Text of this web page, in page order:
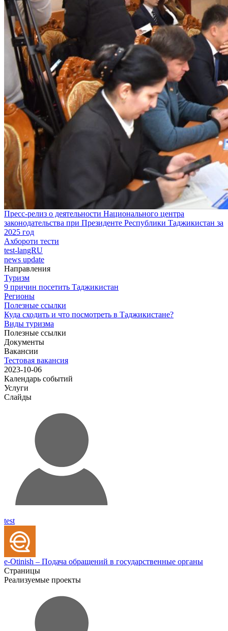
Пресс-релиз о деятельности Национального центра
законодательства при Президенте Республики Таджикистан за
2025 год
Ахбороти тести
test-langRU
news update
Направления
Туризм
9 причин посетить Таджикистан
Регионы
Полезные ссылки
Куда сходить и что посмотреть в Таджикистане?
Виды туризма
Полезные ссылки
Документы
Вакансии
Тестовая вакансия
2023-10-06
Календарь событий
Услуги
Слайды
test
e-Otinish – Подача обращений в государственные органы
Страницы
Реализуемые проекты